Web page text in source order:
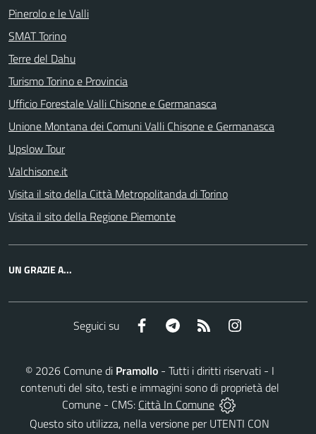
Pinerolo e le Valli
SMAT Torino
Terre del Dahu
Turismo Torino e Provincia
Ufficio Forestale Valli Chisone e Germanasca
Unione Montana dei Comuni Valli Chisone e Germanasca
Upslow Tour
Valchisone.it
Visita il sito della Città Metropolitanda di Torino
Visita il sito della Regione Piemonte
UN GRAZIE A...
Seguici su Facebook Telegram RSS
© 2026Comune di Pramollo- Tutti i diritti riservati - I
contenuti del sito, testi e immagini sono di proprietà del
Comune - CMS: Città In Comune
Questo sito utilizza, nella versione per UTENTI CON